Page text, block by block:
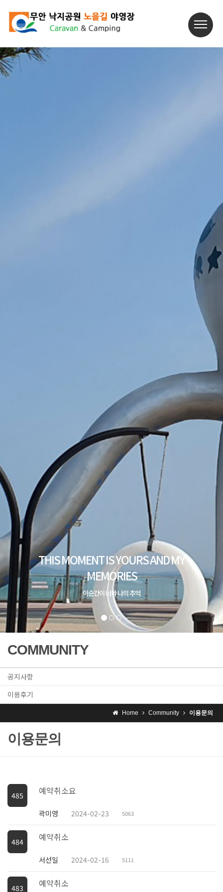
COMMUNITY
공지사항
이용후기
Home Community 이용문의
이용문의
485 예약취소요
곽미영 2024-02-23 5063
484 예약취소
서선일 2024-02-16 5111
483 예약취소